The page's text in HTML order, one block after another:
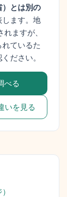
）とは別の
ます。 地
ますが、
ているた
ださい。
べる
いを見る